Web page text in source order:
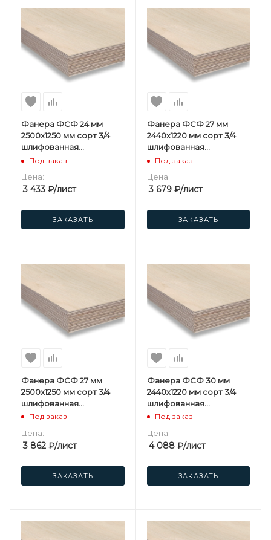
Фанера ФСФ 24 мм
2500х1250 мм сорт 3/4
шлифованная
березовая
Под заказ
Цена:
3 433 ₽/лист
ЗАКАЗАТЬ
Фанера ФСФ 27 мм
2440х1220 мм сорт 3/4
шлифованная
березовая
Под заказ
Цена:
3 679₽/лист
ЗАКАЗАТЬ
Фанера ФСФ 27 мм
2500х1250 мм сорт 3/4
шлифованная
березовая
Под заказ
Цена:
3 862 ₽/лист
ЗАКАЗАТЬ
Фанера ФСФ 30 мм
2440х1220 мм сорт 3/4
шлифованная
березовая
Под заказ
Цена:
4 088₽/лист
ЗАКАЗАТЬ